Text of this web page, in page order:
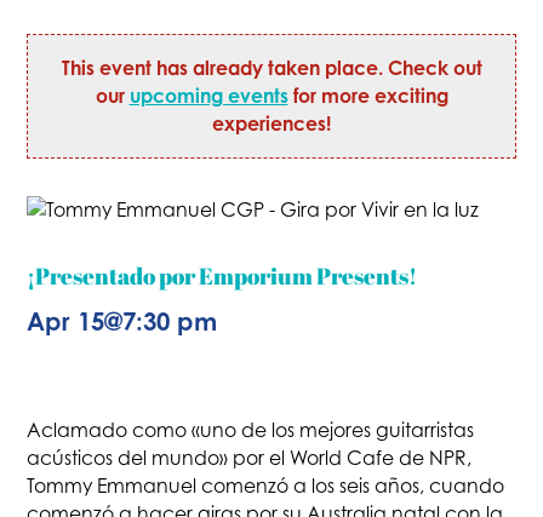
This event has already taken place. Check out
our upcoming eventsfor more exciting
experiences!
¡Presentado por Emporium Presents!
Apr 15@7:30 pm
Aclamado como «uno de los mejores guitarristas
acústicos del mundo» por el World Cafe de NPR,
Tommy Emmanuel comenzó a los seis años, cuando